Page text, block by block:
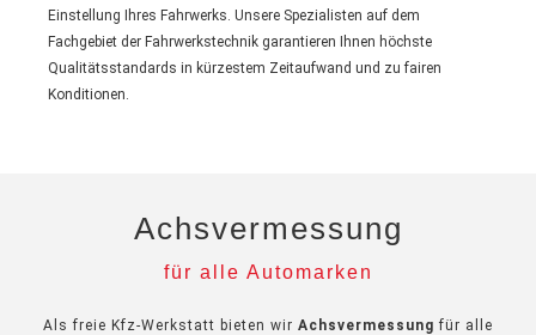
Einstellung Ihres Fahrwerks. Unsere Spezialisten auf dem
Fachgebiet der Fahrwerkstechnik garantieren Ihnen höchste
Qualitätsstandards in kürzestem Zeitaufwand und zu fairen
Konditionen.
Achsvermessung
für alle Automarken
Als freie Kfz-Werkstatt bieten wir Achsvermessungfür alle